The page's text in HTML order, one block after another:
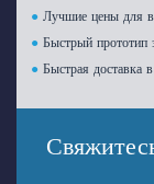
●Лучшие цены для
●Быстрый прототип
●Быстрая доставка